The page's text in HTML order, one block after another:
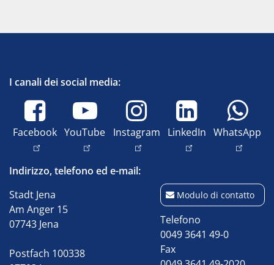
I canali dei social media:
Facebook YouTube Instagram LinkedIn WhatsApp
Indirizzo, telefono ed e-mail:
Stadt Jena
Am Anger 15
07743 Jena
Postfach 100338
Modulo di contatto
Telefono
0049 3641 49-0
Fax